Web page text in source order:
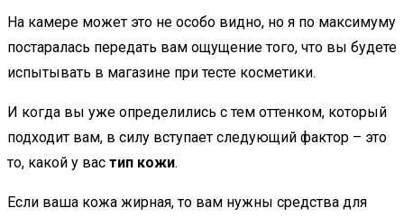
На камере может это не особо видно, но я по максимуму
постаралась передать вам ощущение того, что вы будете
испытывать в магазине при тесте косметики.
И когда вы уже определились с тем оттенком, который
подходит вам, в силу вступает следующий фактор – это
то, какой у вас тип кожи.
Если ваша кожа жирная, то вам нужны средства для